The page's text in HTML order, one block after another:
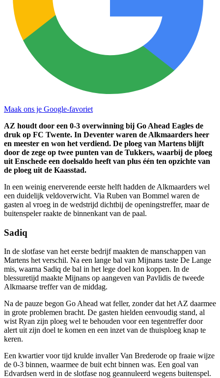
Maak ons je Google-favoriet
AZ houdt door een 0-3 overwinning bij Go Ahead Eagles de
druk op FC Twente. In Deventer waren de Alkmaarders heer
en meester en won het verdiend. De ploeg van Martens blijft
door de zege op twee punten van de Tukkers, waarbij de ploeg
uit Enschede een doelsaldo heeft van plus één ten opzichte van
de ploeg uit de Kaasstad.
In een weinig enerverende eerste helft hadden de Alkmaarders wel
een duidelijk veldoverwicht. Via Ruben van Bommel waren de
gasten al vroeg in de wedstrijd dichtbij de openingstreffer, maar de
buitenspeler raakte de binnenkant van de paal.
Sadiq
In de slotfase van het eerste bedrijf maakten de manschappen van
Martens het verschil. Na een lange bal van Mijnans taste De Lange
mis, waarna Sadiq de bal in het lege doel kon koppen. In de
blessuretijd maakte Mijnans op aangeven van Pavlidis de tweede
Alkmaarse treffer van de middag.
Na de pauze begon Go Ahead wat feller, zonder dat het AZ daarmee
in grote problemen bracht. De gasten hielden eenvoudig stand, al
wist Ryan zijn ploeg wel te behouden voor een tegentreffer door
alert uit zijn doel te komen en een inzet van de thuisploeg knap te
keren.
Een kwartier voor tijd krulde invaller Van Brederode op fraaie wijze
de 0-3 binnen, waarmee de buit echt binnen was. Een goal van
Edvardsen werd in de slotfase nog geannuleerd wegens buitenspel.